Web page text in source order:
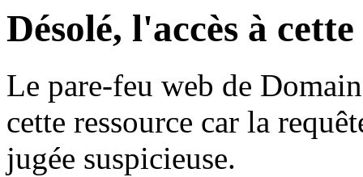
Désolé, l'accès à
Le pare-feu web de
cette ressource car la
jugée suspicieuse.